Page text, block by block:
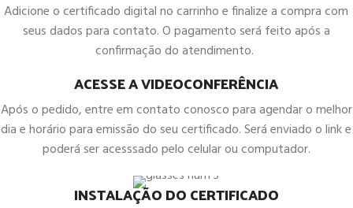
Adicione o certificado digital no carrinho e finalize a compra com
seus dados para contato. O pagamento será feito após a
confirmação do atendimento.
ACESSE A VIDEOCONFERÊNCIA
Após o pedido, entre em contato conosco para agendar o melhor
dia e horário para emissão do seu certificado. Será enviado o link e
poderá ser acesssado pelo celular ou computador.
INSTALAÇÃO DO CERTIFICADO